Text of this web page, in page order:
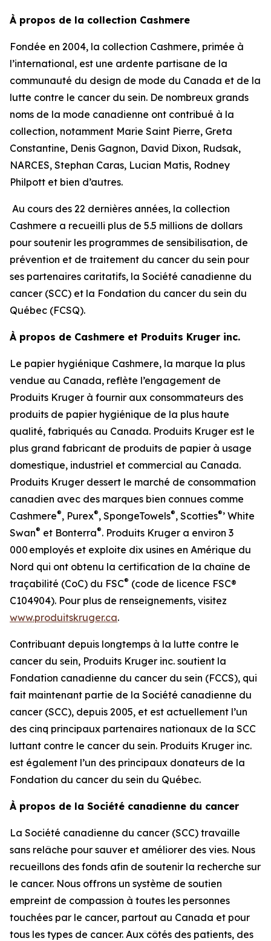
À propos de la collection Cashmere
Fondée en 2004, la collection Cashmere, primée à
l’international, est une ardente partisane de la
communauté du design de mode du Canada et de la
lutte contre le cancer du sein. De nombreux grands
noms de la mode canadienne ont contribué à la
collection, notamment Marie Saint Pierre, Greta
Constantine, Denis Gagnon, David Dixon, Rudsak,
NARCES, Stephan Caras, Lucian Matis, Rodney
Philpott et bien d’autres.
Au cours des 22 dernières années, la collection
Cashmere a recueilli plus de 5.5 millions de dollars
pour soutenir les programmes de sensibilisation, de
prévention et de traitement du cancer du sein pour
ses partenaires caritatifs, la Société canadienne du
cancer (SCC) et la Fondation du cancer du sein du
Québec (FCSQ).
À propos de Cashmere et Produits Kruger inc.
Le papier hygiénique Cashmere, la marque la plus
vendue au Canada, reflète l’engagement de
Produits Kruger à fournir aux consommateurs des
produits de papier hygiénique de la plus haute
qualité, fabriqués au Canada. Produits Kruger est le
plus grand fabricant de produits de papier à usage
domestique, industriel et commercial au Canada.
Produits Kruger dessert le marché de consommation
canadien avec des marques bien connues comme
Cashmere®, Purex®, SpongeTowels®, Scotties®’ White
Swan® et Bonterra®. Produits Kruger a environ 3
000 employés et exploite dix usines en Amérique du
Nord qui ont obtenu la certification de la chaîne de
traçabilité (CoC) du FSC® (code de licence FSC®
C104904). Pour plus de renseignements, visitez
www.produitskruger.ca.
Contribuant depuis longtemps à la lutte contre le
cancer du sein, Produits Kruger inc. soutient la
Fondation canadienne du cancer du sein (FCCS), qui
fait maintenant partie de la Société canadienne du
cancer (SCC), depuis 2005, et est actuellement l’un
des cinq principaux partenaires nationaux de la SCC
luttant contre le cancer du sein. Produits Kruger inc.
est également l’un des principaux donateurs de la
Fondation du cancer du sein du Québec.
À propos de la Société canadienne du cancer
La Société canadienne du cancer (SCC) travaille
sans relâche pour sauver et améliorer des vies. Nous
recueillons des fonds afin de soutenir la recherche sur
le cancer. Nous offrons un système de soutien
empreint de compassion à toutes les personnes
touchées par le cancer, partout au Canada et pour
tous les types de cancer. Aux côtés des patients, des